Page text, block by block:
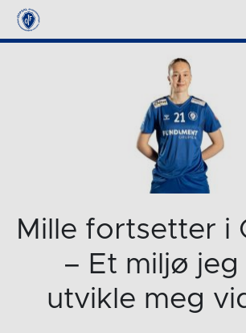
Mille fortsetter i
– Et miljø jeg
utvikle meg